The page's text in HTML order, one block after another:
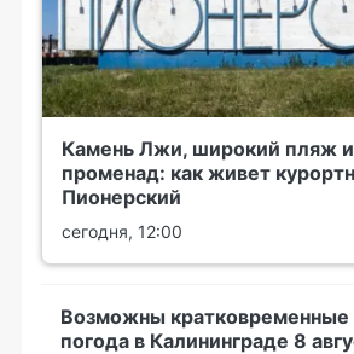
Камень Лжи, широкий пляж
променад: как живет
Пионерский
сегодня, 12:00
Возможны
погода в Калининграде 8